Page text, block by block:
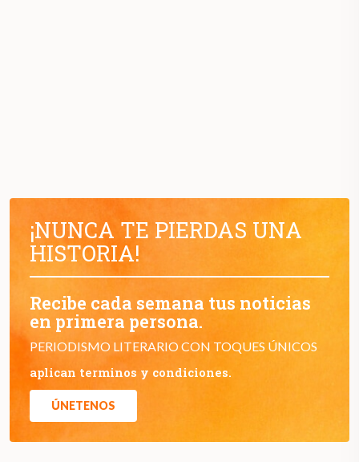
¡NUNCA TE PIERDAS UNA
HISTORIA!
Recibe cada semana tus noticias
en primera persona.
PERIODISMO LITERARIO CON TOQUES ÚNICOS
aplican terminos y condiciones.
ÚNETENOS